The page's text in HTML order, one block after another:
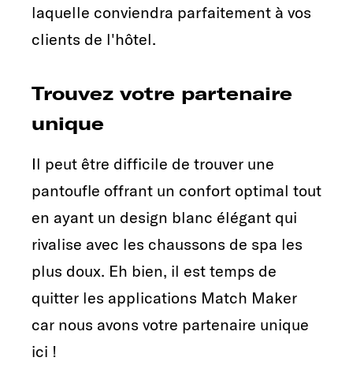
laquelle conviendra parfaitement à vos
clients de l'hôtel.
Trouvez votre partenaire
unique
Il peut être difficile de trouver une
pantoufle offrant un confort optimal tout
en ayant un design blanc élégant qui
rivalise avec les chaussons de spa les
plus doux. Eh bien, il est temps de
quitter les applications Match Maker
car nous avons votre partenaire unique
ici !